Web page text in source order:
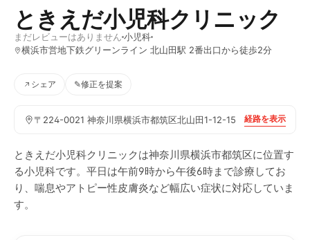
ときえだ小児科クリニック
まだレビューはありません 小児科
横浜市営地下鉄グリーンライン 北山田駅 2番出口から徒歩2分
シェア ✎修正を提案
〒224-0021 神奈川県横浜市都筑区北山田1-12-15 経路を表示
ときえだ小児科クリニックは神奈川県横浜市都筑区に位置す
る小児科です。平日は午前9時から午後6時まで診療してお
り、喘息やアトピー性皮膚炎など幅広い症状に対応していま
す。